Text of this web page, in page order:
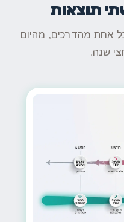
תוצאות
אחת מהדרכים, מהיום
שנה.